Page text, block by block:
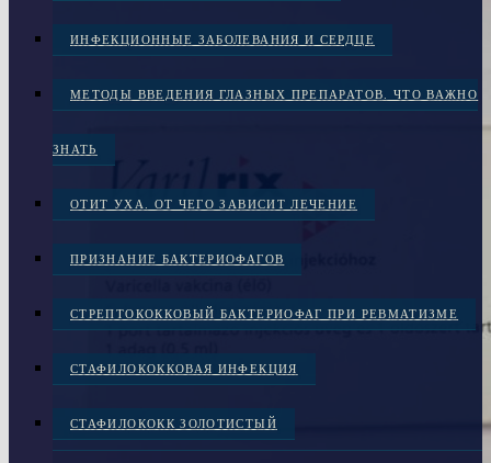
ИНФЕКЦИОННЫЕ ЗАБОЛЕВАНИЯ И СЕРДЦЕ
МЕТОДЫ ВВЕДЕНИЯ ГЛАЗНЫХ ПРЕПАРАТОВ. ЧТО ВАЖНО
ЗНАТЬ
ОТИТ УХА. ОТ ЧЕГО ЗАВИСИТ ЛЕЧЕНИЕ
ПРИЗНАНИЕ БАКТЕРИОФАГОВ
СТРЕПТОКОККОВЫЙ БАКТЕРИОФАГ ПРИ РЕВМАТИЗМЕ
СТАФИЛОКОККОВАЯ ИНФЕКЦИЯ
СТАФИЛОКОКК ЗОЛОТИСТЫЙ